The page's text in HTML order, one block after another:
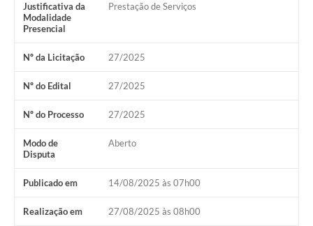
Justificativa da
Modalidade
Presencial
Prestação de Serviços
Nº da Licitação 27/2025
Nº do Edital 27/2025
Nº do Processo 27/2025
Modo de
Disputa
Aberto
Publicado em 14/08/2025 às 07h00
Realização em 27/08/2025 às 08h00